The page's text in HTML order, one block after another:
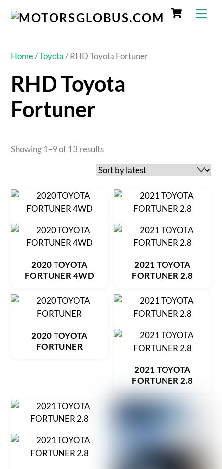
Home/Toyota/ RHD Toyota Fortuner
RHD Toyota
Fortuner
Showing 1–9 of 13 results
2020 TOYOTA
FORTUNER 4WD
2021 TOYOTA
FORTUNER 2.8
2020 TOYOTA
FORTUNER
2021 TOYOTA
FORTUNER 2.8